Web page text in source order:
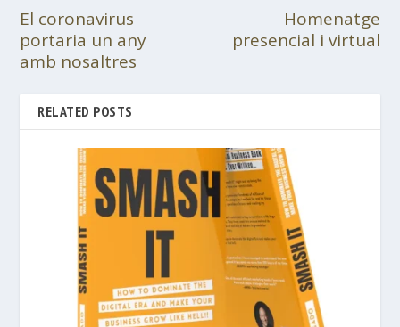
El coronavirus
portaria un any
amb nosaltres
Homenatge
presencial i virtual
RELATED POSTS